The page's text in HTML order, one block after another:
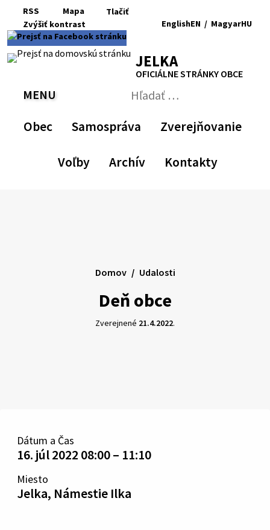
Preskočiť
obsah
RSS
RSS
Mapa
Mapa
Tlačiť
Zvýšiť kontrast
Zvýšiť
kontrast
Zmenšiť
veľkosť
Nastaviť
pôvodnú
veľkosť
písma
veľkosť
písma
EnglishEN
English
/ MagyarHU
Magyar
JELKA
OFICIÁLNE STRÁNKY OBCE
PREPNÚŤ
MENU
Obec Samospráva Zverejňovanie
Voľby Archív Kontakty
Hľadať:
formulár
Deň obce
Domov Udalosti
Zverejnené 21.4.2022.
Dátum a Čas
16. júl 2022 08:00 – 11:10
Miesto
Jelka, Námestie Ilka